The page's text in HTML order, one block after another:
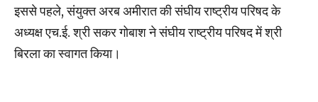
इससे पहले, संयुक्त अरब अमीरात की संघीय राष्ट्रीय परिषद के
अध्यक्ष एच.ई. श्री सकर गोबाश ने संघीय राष्ट्रीय परिषद में श्री
बिरला का स्वागत किया।